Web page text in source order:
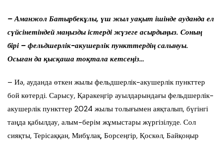
– Аманжол Батырбекұлы, үш жыл уақыт ішінде ауданда ел
сүйсінетіндей маңызды істерді жүзеге асырдыңыз. Соның
бірі – фельдшерлік-акушерлік пункттердің салынуы.
Осыған да қысқаша тоқтала кетсеңіз…
– Иә, ауданда өткен жылы фельдшерлік-акушерлік пункттер
бой көтерді. Сарысу, Қаракеңгір ауылдарындағы фельдшерлік-
акушерлік пункттер 2024 жылы толығымен аяқталып, бүгінгі
таңда қабылдау, алым-берім жұмыстары жүргізілуде. Сол
сияқты, Терісаққан, Мибұлақ, Борсеңгір, Қоскөл, Байқоңыр